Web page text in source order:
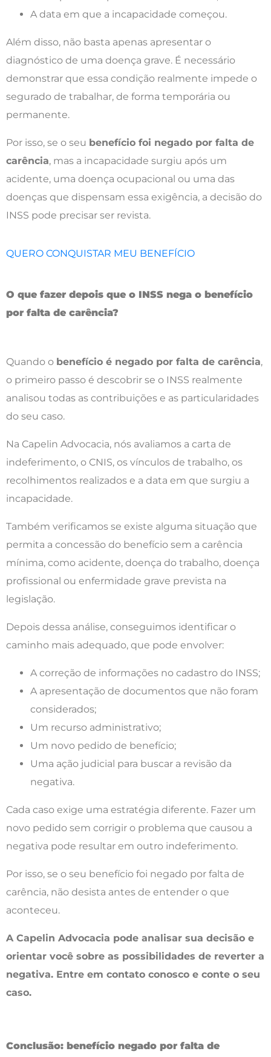
A data em que a incapacidade começou.
Além disso, não basta apenas apresentar o
diagnóstico de uma doença grave. É necessário
demonstrar que essa condição realmente impede o
segurado de trabalhar, de forma temporária ou
permanente.
Por isso, se o seu benefício foi negado por falta de
carência, mas a incapacidade surgiu após um
acidente, uma doença ocupacional ou uma das
doenças que dispensam essa exigência, a decisão do
INSS pode precisar ser revista.
QUERO CONQUISTAR MEU BENEFÍCIO
O que fazer depois que o INSS nega o benefício
por falta de carência?
Quando o benefício é negado por falta de carência,
o primeiro passo é descobrir se o INSS realmente
analisou todas as contribuições e as particularidades
do seu caso.
Na Capelin Advocacia, nós avaliamos a carta de
indeferimento, o CNIS, os vínculos de trabalho, os
recolhimentos realizados e a data em que surgiu a
incapacidade.
Também verificamos se existe alguma situação que
permita a concessão do benefício sem a carência
mínima, como acidente, doença do trabalho, doença
profissional ou enfermidade grave prevista na
legislação.
Depois dessa análise, conseguimos identificar o
caminho mais adequado, que pode envolver:
A correção de informações no cadastro do INSS;
A apresentação de documentos que não foram
considerados;
Um recurso administrativo;
Um novo pedido de benefício;
Uma ação judicial para buscar a revisão da
negativa.
Cada caso exige uma estratégia diferente. Fazer um
novo pedido sem corrigir o problema que causou a
negativa pode resultar em outro indeferimento.
Por isso, se o seu benefício foi negado por falta de
carência, não desista antes de entender o que
aconteceu.
A Capelin Advocacia pode analisar sua decisão e
orientar você sobre as possibilidades de reverter a
negativa. Entre em contato conosco e conte o seu
caso.
Conclusão: benefício negado por falta de